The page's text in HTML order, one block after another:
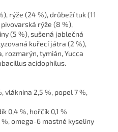
rýže (24 %), drůbeží tuk (11
rýže (8 %),
(5 %), sušená jablečná
kuřecí játra (2 %),
rozmarýn, tymián, Yucca
acidophilus.
vláknina 2,5 %, popel 7 %,
0,4 %, hořčík 0,1 %
omega-6 mastné kyseliny